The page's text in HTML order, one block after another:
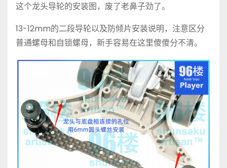
这个龙头导轮的安装图，废了老鼻子劲了。
13-12mm的二段导轮以及防倾片安装说明，注意区分
普通螺母和自锁螺母，新手容易在这里傻傻分不清。